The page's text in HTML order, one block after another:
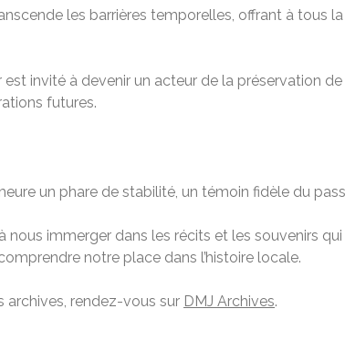
les barrières temporelles, offrant à tous
invité à devenir un acteur de la préservation
futures.
un phare de stabilité, un témoin fidèle du
immerger dans les récits et les souvenirs
notre place dans l’histoire locale.
archives, rendez-vous sur DMJ Archives.